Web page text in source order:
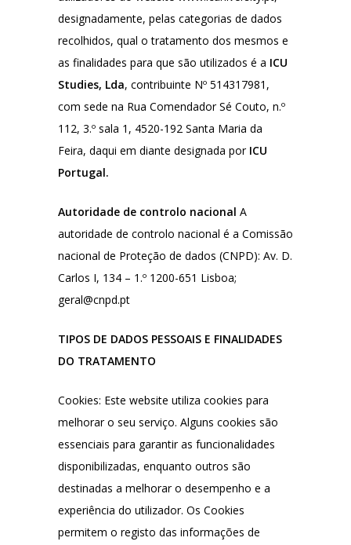
designadamente, pelas categorias de dados
recolhidos, qual o tratamento dos mesmos e
as finalidades para que são utilizados é a ICU
Studies, Lda, contribuinte Nº 514317981,
com sede na Rua Comendador Sé Couto, n.º
112, 3.º sala 1, 4520-192 Santa Maria da
Feira, daqui em diante designada por ICU
Portugal.
Autoridade de controlo nacional A
autoridade de controlo nacional é a Comissão
nacional de Proteção de dados (CNPD): Av. D.
Carlos I, 134 – 1.º 1200-651 Lisboa;
geral@cnpd.pt
TIPOS DE DADOS PESSOAIS E FINALIDADES
DO TRATAMENTO
Cookies: Este website utiliza cookies para
melhorar o seu serviço. Alguns cookies são
essenciais para garantir as funcionalidades
disponibilizadas, enquanto outros são
destinadas a melhorar o desempenho e a
experiência do utilizador. Os Cookies
permitem o registo das informações de